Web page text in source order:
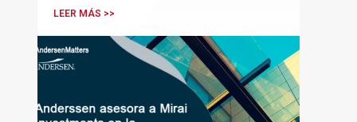
innovación o la equidad educativa
LEER MÁS >>